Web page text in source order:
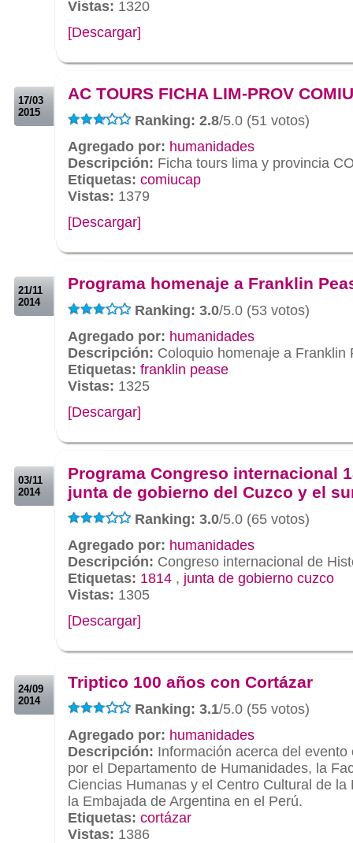
Vistas: 1320
[Descargar]
17/03
2015
AC TOURS FICHA LIM-PROV
Ranking: 2.8/5.0 (51 votos)
Agregado por: humanidades
Descripción: Ficha tours lima y provincia
Etiquetas: comiucap
Vistas: 1379
[Descargar]
21/11
2014
Programa homenaje a Franklin
Ranking: 3.0/5.0 (53 votos)
Agregado por: humanidades
Descripción: Coloquio homenaje a Franklin
Etiquetas: franklin pease
Vistas: 1325
[Descargar]
03/11
2014
Programa Congreso internacional
junta de gobierno del Cuzco y el
Ranking: 3.0/5.0 (65 votos)
Agregado por: humanidades
Descripción: Congreso internacional de
Etiquetas: 1814 , junta de gobierno cuzco
Vistas: 1305
[Descargar]
24/09
2014
Triptico 100 años con Cortázar
Ranking: 3.1/5.0 (55 votos)
Agregado por: humanidades
Descripción: Información acerca del evento
por el Departamento de Humanidades, la
Ciencias Humanas y el Centro Cultural de la
la Embajada de Argentina en el Perú.
Etiquetas: cortázar
Vistas: 1386